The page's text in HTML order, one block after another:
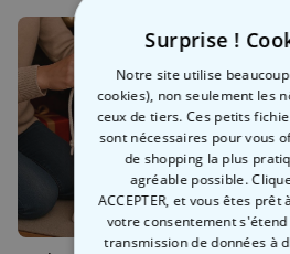
Surprise !
Notre site utilise
cookies), non seulement les
ceux de tiers. Ces petits
sont nécessaires pour vous
de shopping la plus
agréable possible.
ACCEPTER, et vous êtes
votre consentement
transmission de données à